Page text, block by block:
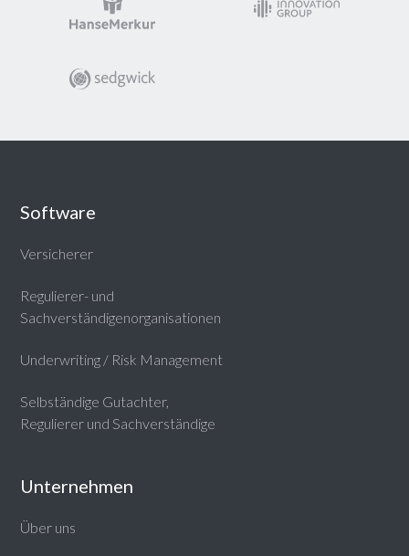
Software
Versicherer
Regulierer- und
Sachverständigenorganisationen
Underwriting / Risk Management
Selbständige Gutachter,
Regulierer und Sachverständige
Unternehmen
Über uns